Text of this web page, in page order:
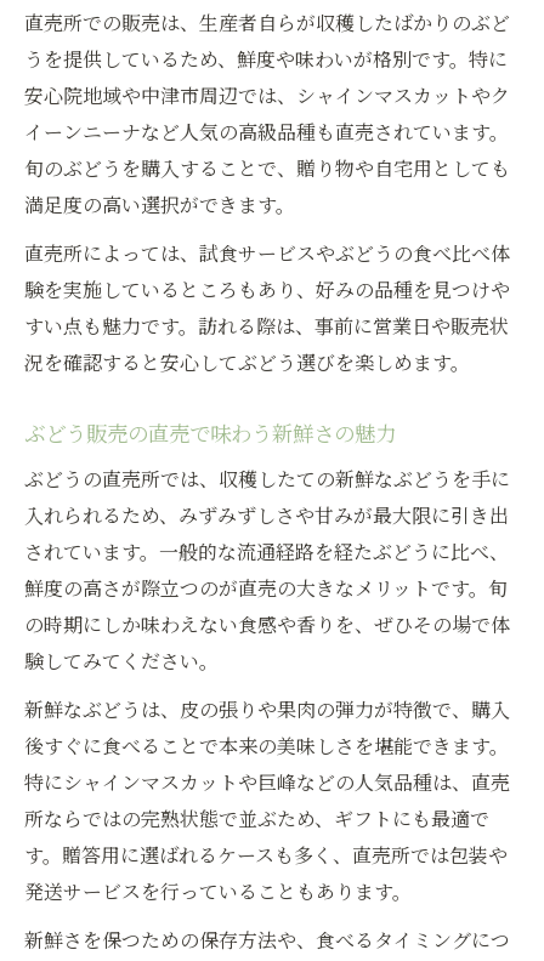
直売所での販売は、生産者自らが収穫したばかりのぶど
うを提供しているため、鮮度や味わいが格別です。特に
安心院地域や中津市周辺では、シャインマスカットやク
イーンニーナなど人気の高級品種も直売されています。
旬のぶどうを購入することで、贈り物や自宅用としても
満足度の高い選択ができます。
直売所によっては、試食サービスやぶどうの食べ比べ体
験を実施しているところもあり、好みの品種を見つけや
すい点も魅力です。訪れる際は、事前に営業日や販売状
況を確認すると安心してぶどう選びを楽しめます。
ぶどう販売の直売で味わう新鮮さの魅力
ぶどうの直売所では、収穫したての新鮮なぶどうを手に
入れられるため、みずみずしさや甘みが最大限に引き出
されています。一般的な流通経路を経たぶどうに比べ、
鮮度の高さが際立つのが直売の大きなメリットです。旬
の時期にしか味わえない食感や香りを、ぜひその場で体
験してみてください。
新鮮なぶどうは、皮の張りや果肉の弾力が特徴で、購入
後すぐに食べることで本来の美味しさを堪能できます。
特にシャインマスカットや巨峰などの人気品種は、直売
所ならではの完熟状態で並ぶため、ギフトにも最適で
す。贈答用に選ばれるケースも多く、直売所では包装や
発送サービスを行っていることもあります。
新鮮さを保つための保存方法や、食べるタイミングにつ